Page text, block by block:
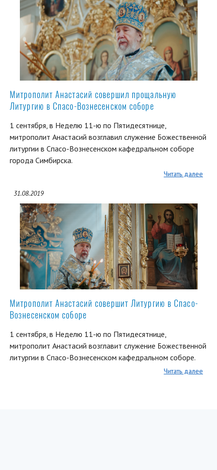
Митрополит Анастасий совершил прощальную
Литургию в Спасо-Вознесенском соборе
1 сентября, в Неделю 11-ю по Пятидесятнице,
митрополит Анастасий возглавил служение Божественной
литургии в Спасо-Вознесенском кафедральном соборе
города Симбирска.
Читать далее
31.08.2019
Митрополит Анастасий совершит Литургию в Спасо-
Вознесенском соборе
1 сентября, в Неделю 11-ю по Пятидесятнице,
митрополит Анастасий возглавит служение Божественной
литургии в Спасо-Вознесенском кафедральном соборе.
Читать далее